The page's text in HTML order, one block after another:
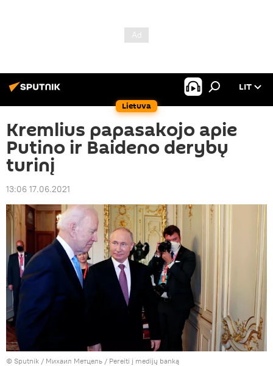
Lietuva
LIT
Kremlius papasakojo apie
Putino ir Baideno derybų
turinį
13:06 17.06.2021
© Sputnik / Михаил Метцель / Pereiti į medijų banką